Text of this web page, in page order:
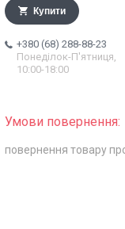
Купити
+380 (68) 288-88-23
Понеділок-П'ятниця,
10:00-18:00
повернення товару